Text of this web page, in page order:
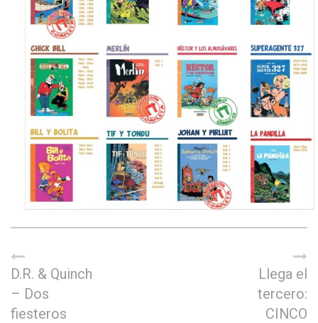
D.R. & Quinch
– Dos
fiesteros
Llega el
tercero:
CINCO